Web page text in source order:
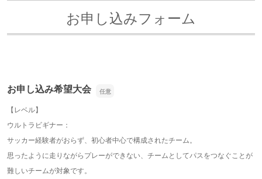
お申し込みフォーム
お申し込み希望大会
【レベル】
ウルトラビギナー：
サッカー経験者がおらず、初心者中心で構成されたチーム。
思ったように走りながらプレーができない、チームとしてパスをつなぐことが
難しいチームが対象です。